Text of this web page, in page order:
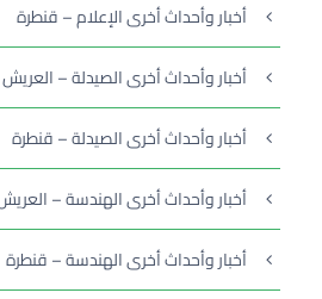
أخبار وأحداث أخرى الإعلام – قنطرة
أخبار وأحداث أخرى الصيدلة – العريش
أخبار وأحداث أخرى الصيدلة – قنطرة
أخبار وأحداث أخرى الهندسة –
أخبار وأحداث أخرى الهندسة – قنطرة